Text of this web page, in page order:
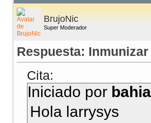
BrujoNic
Super Moderador
Respuesta:
Cita:
Iniciado por
Hola larrysys